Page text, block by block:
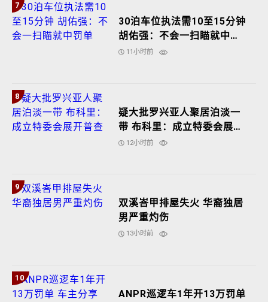
7
30泊车位执法需10至15分钟
胡佑强：不会一扫瞄就中罚
单11小时前
8
疑大批罗兴亚人聚居泊淡一
带 布科里：成立特委会展开
普查
12小时前
9
双溪峇甲排屋失火 华裔独居
男严重灼伤
13小时前
10
ANPR巡逻车1年开13万罚单